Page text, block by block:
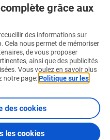
grâce aux
des informations sur
Cela nous permet de mémoriser
de vous proposer
ainsi que des publicités
Vous voulez en savoir plus
notre page:Politique sur les
des cookies
les cookies
notre app